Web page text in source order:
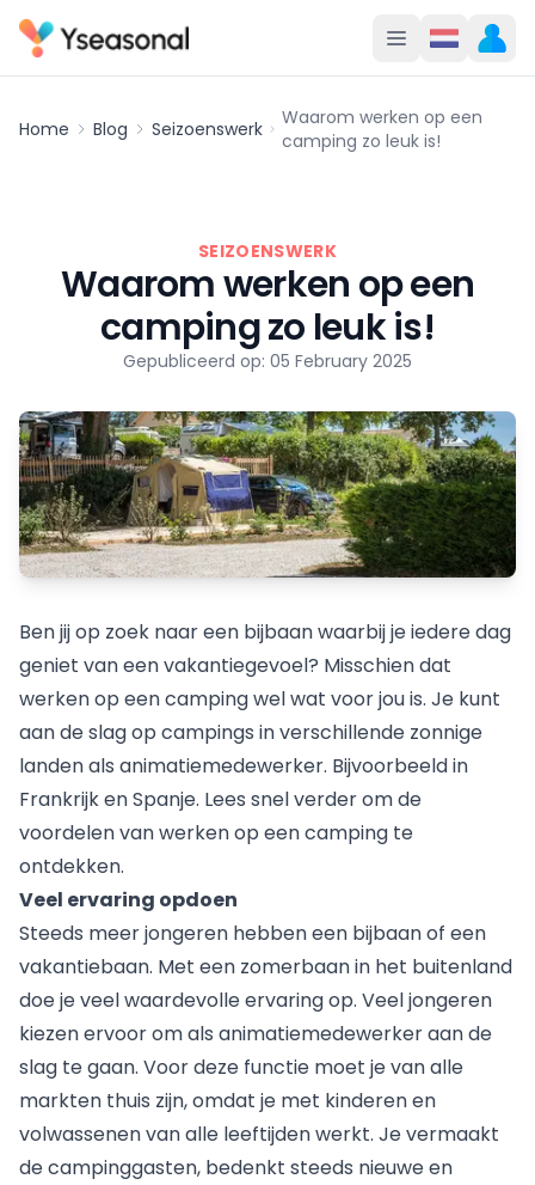
Home Blog Seizoenswerk
Waarom werken op een
camping zo leuk is!
SEIZOENSWERK
Waarom werken op een
camping zo leuk is!
Gepubliceerd op: 05 February 2025
Ben jij op zoek naar een bijbaan waarbij je iedere dag
geniet van een vakantiegevoel? Misschien dat
werken op een camping wel wat voor jou is. Je kunt
aan de slag op campings in verschillende zonnige
landen als animatiemedewerker. Bijvoorbeeld in
Frankrijk en Spanje. Lees snel verder om de
voordelen van werken op een camping te
ontdekken.
Veel ervaring opdoen
Steeds meer jongeren hebben een bijbaan of een
vakantiebaan. Met een zomerbaan in het buitenland
doe je veel waardevolle ervaring op. Veel jongeren
kiezen ervoor om als animatiemedewerker aan de
slag te gaan. Voor deze functie moet je van alle
markten thuis zijn, omdat je met kinderen en
volwassenen van alle leeftijden werkt. Je vermaakt
de campinggasten, bedenkt steeds nieuwe en